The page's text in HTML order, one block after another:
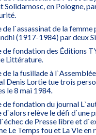
Solidarnosc, en Pologne,
de l`assassinat de la
(1917-1984) par deux
de fondation des Éditions
Littérature.
de la fusillade à
Denis Lortie tue trois
le 8 mai 1984.
de fondation du journal
relève le défi d`une
de Presse libre et
Le Temps fou et La Vie en